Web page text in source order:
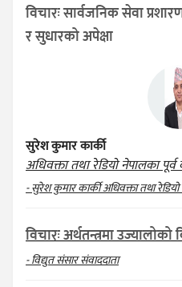
विचारः सार्वजनिक सेवा
र सुधारको अपेक्षा
सुरेश कुमार कार्की
अधिवक्ता तथा रेडियो नेपालका पूर्व
- सुरेश कुमार कार्की अधिवक्ता तथा
विचारः अर्थतन्त्रमा
- विद्युत संसार संवाददाता